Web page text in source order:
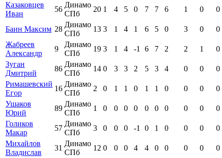
Казаковцев
Иван
56
Динамо
СПб
20 1 4 5 0 7 7 6 1 0 0
Баин Максим 28
Динамо
СПб
13 3 1 4 1 6 5 0 3 0
0
Жабреев
Александр
9
Динамо
СПб
19 3 1 4 -1 6 7 2 2 1
0
Зуган
Дмитрий
86
Динамо
СПб
14 0 3 3 2 5 3 4 0 0
0
Римашевский
Егор
16
Динамо
СПб
2 0 1 1 0 1 1 0 0 0
0
Ушаков
Юрий
89
Динамо
СПб
1 0 0 0 0 0 0 0 0 0
0
Голиков
Макар
57
Динамо
СПб
3 0 0 0 -1 0 1 0 0 0
0
Михайлов
Владислав
31
Динамо
СПб
12 0 0 0 4 4 0 0 0 0
0